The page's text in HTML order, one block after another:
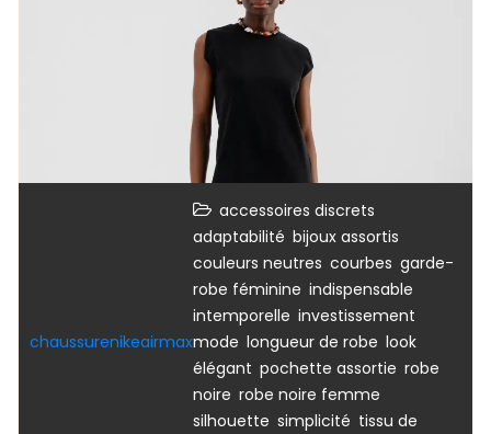
chaussurenikeairmax
accessoires discrets
adaptabilité bijoux assortis
couleurs neutres courbes garde-
robe féminine indispensable
intemporelle investissement
mode longueur de robe look
élégant pochette assortie robe
noire robe noire femme
silhouette simplicité tissu de